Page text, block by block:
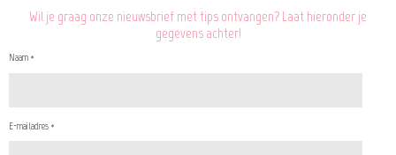
Wil je graag onze nieuwsbrief met tips ontvangen? Laat hieronder je
gegevens achter!
Naam *
E-mailadres *